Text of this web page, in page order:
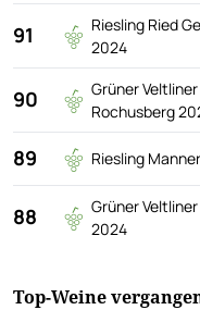
91
Riesling Ried
2024
90
Grüner
Rochusberg
89 Riesling
88
Grüner
2024
Top-Weine